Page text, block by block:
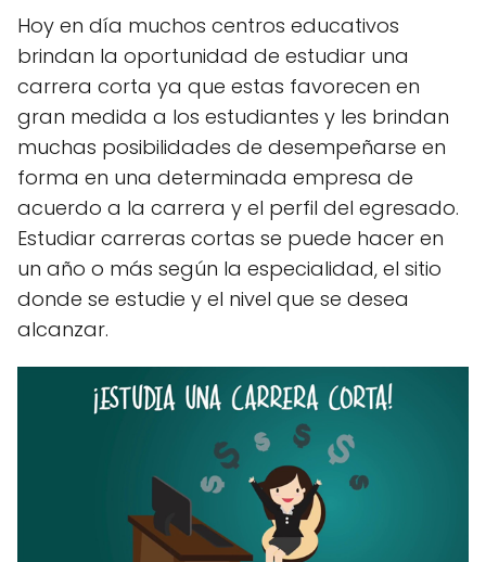
Hoy en día muchos centros educativos
brindan la oportunidad de estudiar una
carrera corta ya que estas favorecen en
gran medida a los estudiantes y les brindan
muchas posibilidades de desempeñarse en
forma en una determinada empresa de
acuerdo a la carrera y el perfil del egresado.
Estudiar carreras cortas se puede hacer en
un año o más según la especialidad, el sitio
donde se estudie y el nivel que se desea
alcanzar.